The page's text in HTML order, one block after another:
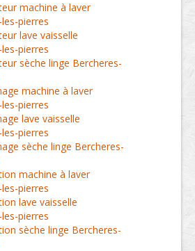
machine à laver
pierres
lave vaisselle
pierres
sèche linge Bercheres-
machine à laver
pierres
lave vaisselle
pierres
sèche linge Bercheres-
machine à laver
pierres
lave vaisselle
pierres
sèche linge Bercheres-